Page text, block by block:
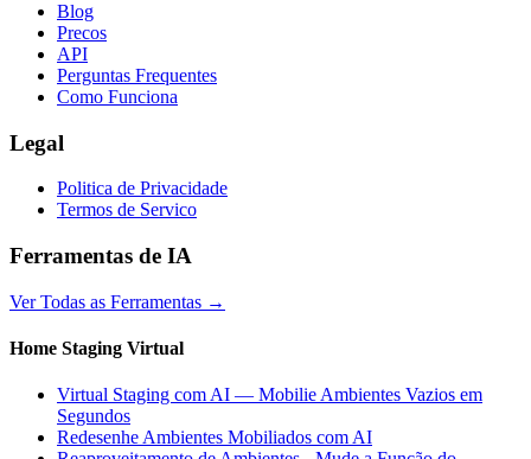
Blog
Precos
API
Perguntas Frequentes
Como Funciona
Legal
Politica de Privacidade
Termos de Servico
Ferramentas de IA
Ver Todas as Ferramentas →
Home Staging Virtual
Virtual Staging com AI — Mobilie Ambientes Vazios em
Segundos
Redesenhe Ambientes Mobiliados com AI